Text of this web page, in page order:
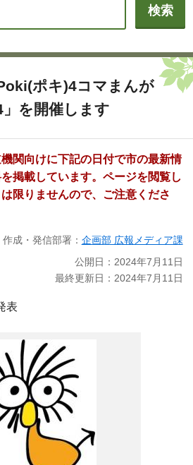
ポキ)4コマまんが
を開催します
関向けに下記の日付で市の最新情
掲載しています。ページを閲覧し
限りませんので、ご注意くださ
作成・発信部署： 企画部 広報メディア課
公開日：2024年7月11日
最終更新日：2024年7月11日
表